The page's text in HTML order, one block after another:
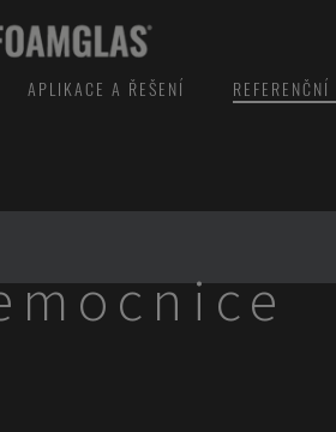
APLIKACE A ŘEŠENÍ